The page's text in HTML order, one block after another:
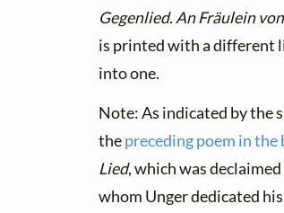
Gegenlied. An Fräulein von
is printed with a different
into one.
Note: As indicated by the
thepreceding poem in the
Lied, which was
whom Unger dedicated